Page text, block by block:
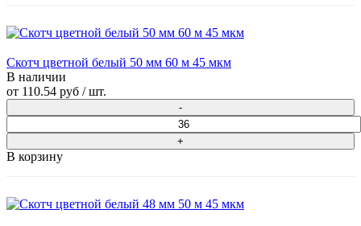
Скотч цветной белый 50 мм 60 м 45 мкм
В наличии
от 110.54 руб / шт.
В корзину